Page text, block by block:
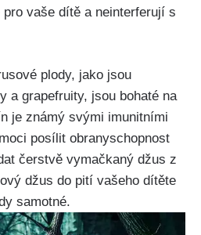
vaše dítě a neinterferují s
plody, jako jsou
a grapefruity, jsou bohaté na
je známý svými imunitními
posílit‍ obranyschopnost
čerstvě vymačkaný⁣ džus z
džus do ‍pití vašeho dítěte
samotné.